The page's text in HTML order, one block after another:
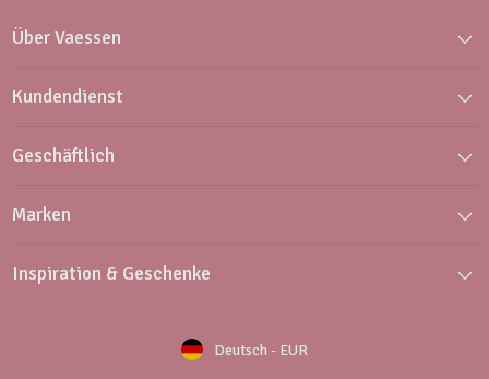
Über Vaessen
Kundendienst
Geschäftlich
Marken
Inspiration & Geschenke
Deutsch - EUR